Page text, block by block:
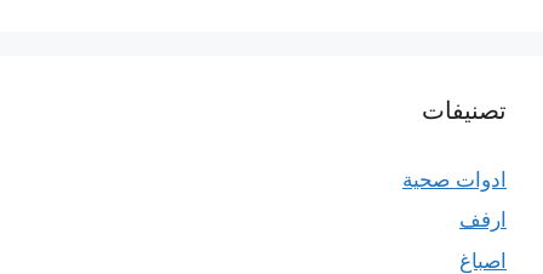
تصنيفات
ادوات صحية
ارفف
اصباغ